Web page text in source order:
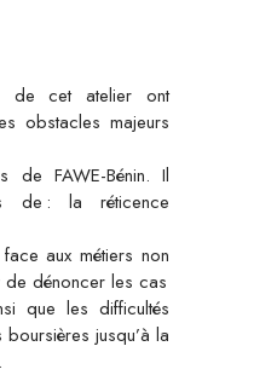
de cet atelier ont
obstacles majeurs
de FAWE-Bénin. Il
de : la réticence
aux métiers non
dénoncer les cas
que les difficultés
jusqu’à la